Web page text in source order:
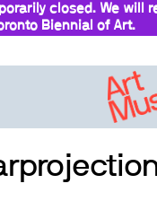
closed. We will
Biennial of Art.